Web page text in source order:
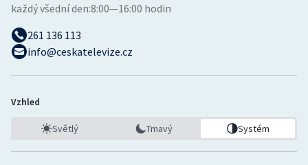
každý všední den:8:00—16:00 hodin
261 136 113
info@ceskatelevize.cz
Vzhled
Světlý Tmavý Systém